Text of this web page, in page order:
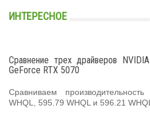
ИНТЕРЕСНОЕ
Сравнение трех драйверов
GeForce RTX 5070
Сравниваем
WHQL, 595.79 WHQL и 596.21 WHQL